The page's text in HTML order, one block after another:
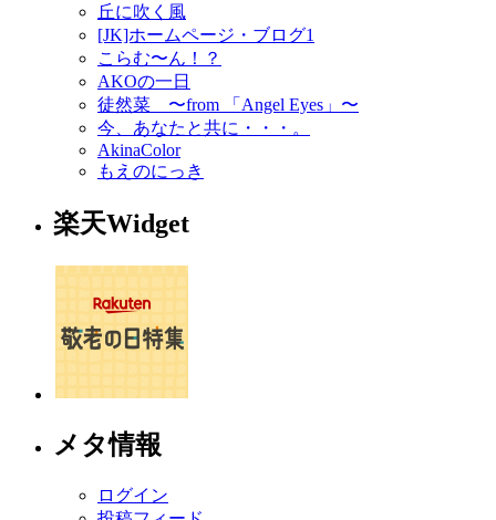
丘に吹く風
[JK]ホームページ・ブログ1
こらむ〜ん！？
AKOの一日
徒然菜 〜from 「Angel Eyes」〜
今、あなたと共に・・・。
AkinaColor
もえのにっき
楽天Widget
メタ情報
ログイン